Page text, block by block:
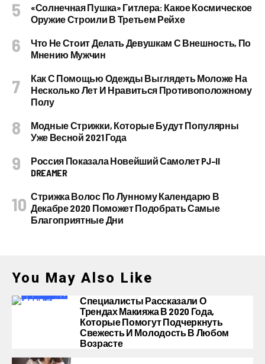
«Солнечная Пушка» Гитлера: Какое Космическое
Оружие Строили В Третьем Рейхе
Что Не Стоит Делать Девушкам С Внешность, По
Мнению Мужчин
Как С Помощью Одежды Выглядеть Моложе На
Несколько Лет И Нравиться Противоположному
Полу
Модные Стрижки, Которые Будут Популярны
Уже Весной 2021 Года
Россия Показала Новейший Самолет PJ–II
DREAMER
Стрижка Волос По Лунному Календарю В
Декабре 2020 Поможет Подобрать Самые
Благоприятные Дни
You May Also Like
Специалисты Рассказали О
Трендах Макияжа В 2020 Года,
Которые Помогут Подчеркнуть
Свежесть И Молодость В Любом
Возрасте